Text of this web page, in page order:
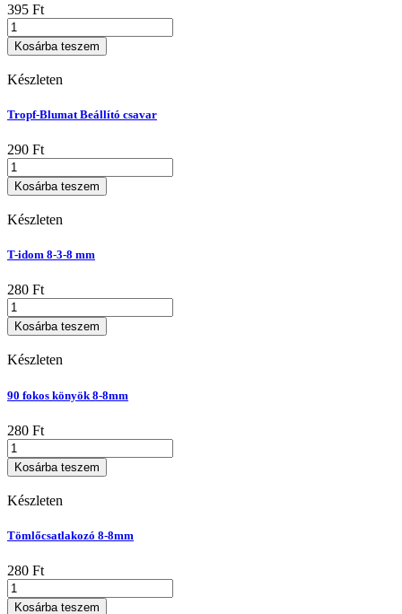
395 Ft
Csepegtető
záró
elem
mennyiség
Kosárba teszem
Készleten
Tropf-Blumat Beállító csavar
290 Ft
Tropf-
Blumat
Beállító
csavar
mennyiség
Kosárba teszem
Készleten
T-idom 8-3-8 mm
280 Ft
T-
idom
8-
3-
8
mennyiség
Kosárba teszem
Készleten
90 fokos könyök 8-8mm
280 Ft
90
fokos
könyök
8-
8mm
Kosárba teszem
Készleten
Tömlőcsatlakozó 8-8mm
280 Ft
Tömlőcsatlakozó
8-Kosárba teszem